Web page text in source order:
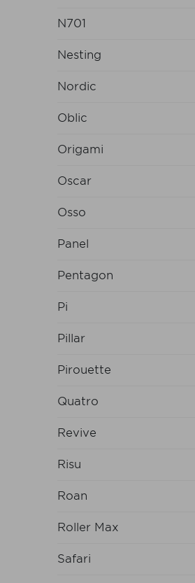
N701
Nesting
Nordic
Oblic
Origami
Oscar
Osso
Panel
Pentagon
Pi
Pillar
Pirouette
Quatro
Revive
Risu
Roan
Roller Max
Safari